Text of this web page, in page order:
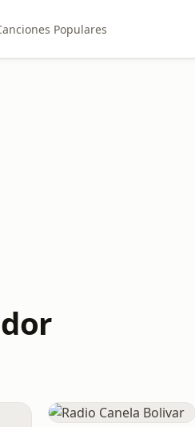
Populares